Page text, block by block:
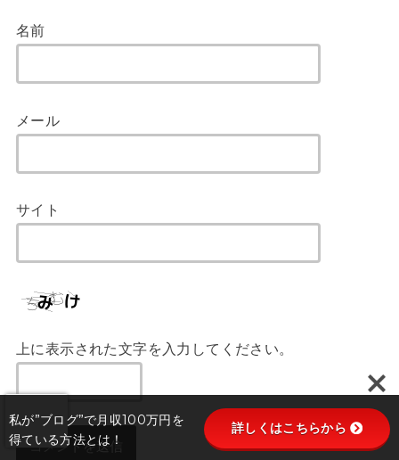
名前
メール
サイト
上に表示された文字を入力してください。
私が”ブログ”で月収100万円を
得ている方法とは！
詳しくはこちらから